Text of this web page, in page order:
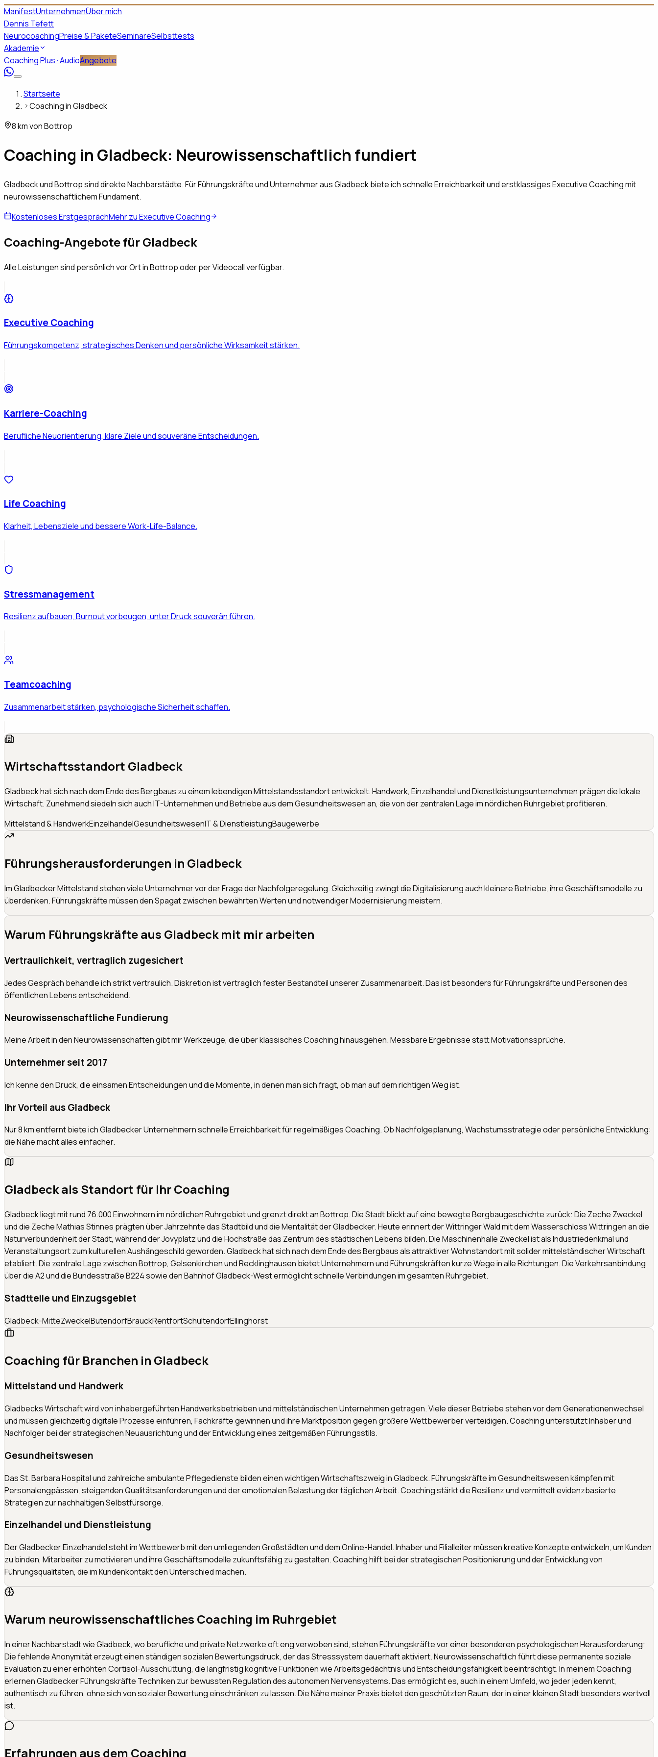
ManifestUnternehmenÜber mich
Dennis Tefett
NeurocoachingPreise & PaketeSeminareSelbsttests
Akademie
Coaching Plus · AudioAngebote
Startseite
Coaching in Gladbeck
8 km von Bottrop
Coaching in Gladbeck: Neurowissenschaftlich fundiert
Gladbeck und Bottrop sind direkte Nachbarstädte. Für Führungskräfte und Unternehmer aus Gladbeck biete ich schnelle Erreichbarkeit und erstklassiges Executive Coaching mit
neurowissenschaftlichem Fundament.
Kostenloses ErstgesprächMehr zu Executive Coaching
Coaching-Angebote fürGladbeck
Alle Leistungen sind persönlich vor Ort in Bottrop oder per Videocall verfügbar.
Executive Coaching
Führungskompetenz, strategisches Denken und persönliche Wirksamkeit stärken.
Karriere-Coaching
Berufliche Neuorientierung, klare Ziele und souveräne Entscheidungen.
Life Coaching
Klarheit, Lebensziele und bessere Work-Life-Balance.
Stressmanagement
Resilienz aufbauen, Burnout vorbeugen, unter Druck souverän führen.
Teamcoaching
Zusammenarbeit stärken, psychologische Sicherheit schaffen.
Wirtschaftsstandort Gladbeck
Gladbeck hat sich nach dem Ende des Bergbaus zu einem lebendigen Mittelstandsstandort entwickelt. Handwerk, Einzelhandel und Dienstleistungsunternehmen prägen die lokale
Wirtschaft. Zunehmend siedeln sich auch IT-Unternehmen und Betriebe aus dem Gesundheitswesen an, die von der zentralen Lage im nördlichen Ruhrgebiet profitieren.
Mittelstand & HandwerkEinzelhandelGesundheitswesenIT & DienstleistungBaugewerbe
Führungsherausforderungen in Gladbeck
Im Gladbecker Mittelstand stehen viele Unternehmer vor der Frage der Nachfolgeregelung. Gleichzeitig zwingt die Digitalisierung auch kleinere Betriebe, ihre Geschäftsmodelle zu
überdenken. Führungskräfte müssen den Spagat zwischen bewährten Werten und notwendiger Modernisierung meistern.
Warum Führungskräfte aus Gladbeckmit mir arbeiten
Vertraulichkeit, vertraglich zugesichert
Jedes Gespräch behandle ich strikt vertraulich. Diskretion ist vertraglich fester Bestandteil unserer Zusammenarbeit. Das ist besonders für Führungskräfte und Personen des
öffentlichen Lebens entscheidend.
Neurowissenschaftliche Fundierung
Meine Arbeit in den Neurowissenschaften gibt mir Werkzeuge, die über klassisches Coaching hinausgehen. Messbare Ergebnisse statt Motivationssprüche.
Unternehmer seit 2017
Ich kenne den Druck, die einsamen Entscheidungen und die Momente, in denen man sich fragt, ob man auf dem richtigen Weg ist.
Ihr Vorteil aus Gladbeck
Nur 8 km entfernt biete ich Gladbecker Unternehmern schnelle Erreichbarkeit für regelmäßiges Coaching. Ob Nachfolgeplanung, Wachstumsstrategie oder persönliche Entwicklung:
die Nähe macht alles einfacher.
Gladbeckals Standort für Ihr Coaching
Gladbeck liegt mit rund 76.000 Einwohnern im nördlichen Ruhrgebiet und grenzt direkt an Bottrop. Die Stadt blickt auf eine bewegte Bergbaugeschichte zurück: Die Zeche Zweckel
und die Zeche Mathias Stinnes prägten über Jahrzehnte das Stadtbild und die Mentalität der Gladbecker. Heute erinnert der Wittringer Wald mit dem Wasserschloss Wittringen an die
Naturverbundenheit der Stadt, während der Jovyplatz und die Hochstraße das Zentrum des städtischen Lebens bilden. Die Maschinenhalle Zweckel ist als Industriedenkmal und
Veranstaltungsort zum kulturellen Aushängeschild geworden. Gladbeck hat sich nach dem Ende des Bergbaus als attraktiver Wohnstandort mit solider mittelständischer Wirtschaft
etabliert. Die zentrale Lage zwischen Bottrop, Gelsenkirchen und Recklinghausen bietet Unternehmern und Führungskräften kurze Wege in alle Richtungen. Die Verkehrsanbindung
über die A2 und die Bundesstraße B224 sowie den Bahnhof Gladbeck-West ermöglicht schnelle Verbindungen im gesamten Ruhrgebiet.
Stadtteile und Einzugsgebiet
Gladbeck-MitteZweckelButendorfBrauckRentfortSchultendorfEllinghorst
Coaching für Branchen in Gladbeck
Mittelstand und Handwerk
Gladbecks Wirtschaft wird von inhabergeführten Handwerksbetrieben und mittelständischen Unternehmen getragen. Viele dieser Betriebe stehen vor dem Generationenwechsel
und müssen gleichzeitig digitale Prozesse einführen, Fachkräfte gewinnen und ihre Marktposition gegen größere Wettbewerber verteidigen. Coaching unterstützt Inhaber und
Nachfolger bei der strategischen Neuausrichtung und der Entwicklung eines zeitgemäßen Führungsstils.
Gesundheitswesen
Das St. Barbara Hospital und zahlreiche ambulante Pflegedienste bilden einen wichtigen Wirtschaftszweig in Gladbeck. Führungskräfte im Gesundheitswesen kämpfen mit
Personalengpässen, steigenden Qualitätsanforderungen und der emotionalen Belastung der täglichen Arbeit. Coaching stärkt die Resilienz und vermittelt evidenzbasierte
Strategien zur nachhaltigen Selbstfürsorge.
Einzelhandel und Dienstleistung
Der Gladbecker Einzelhandel steht im Wettbewerb mit den umliegenden Großstädten und dem Online-Handel. Inhaber und Filialleiter müssen kreative Konzepte entwickeln, um Kunden
zu binden, Mitarbeiter zu motivieren und ihre Geschäftsmodelle zukunftsfähig zu gestalten. Coaching hilft bei der strategischen Positionierung und der Entwicklung von
Führungsqualitäten, die im Kundenkontakt den Unterschied machen.
Warum neurowissenschaftliches Coaching im Ruhrgebiet
In einer Nachbarstadt wie Gladbeck, wo berufliche und private Netzwerke oft eng verwoben sind, stehen Führungskräfte vor einer besonderen psychologischen Herausforderung:
Die fehlende Anonymität erzeugt einen ständigen sozialen Bewertungsdruck, der das Stresssystem dauerhaft aktiviert. Neurowissenschaftlich führt diese permanente soziale
Evaluation zu einer erhöhten Cortisol-Ausschüttung, die langfristig kognitive Funktionen wie Arbeitsgedächtnis und Entscheidungsfähigkeit beeinträchtigt. In meinem Coaching
erlernen Gladbecker Führungskräfte Techniken zur bewussten Regulation des autonomen Nervensystems. Das ermöglicht es, auch in einem Umfeld, wo jeder jeden kennt,
authentisch zu führen, ohne sich von sozialer Bewertung einschränken zu lassen. Die Nähe meiner Praxis bietet den geschützten Raum, der in einer kleinen Stadt besonders wertvoll
ist.
Erfahrungen aus dem Coaching